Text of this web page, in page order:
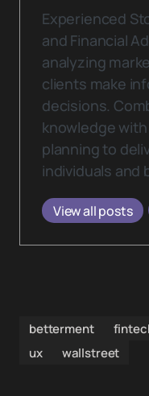
Experienced
and Financial
analyzing
clients make
decisions.
knowledge
planning to
individuals and
View all posts
betterment
ux
wallstreet